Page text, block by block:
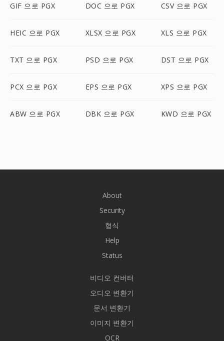
GIF 으로 PGX DOC 으로 PGX CSV 으로 PGX
HEIC 으로 PGX XLSX 으로 PGX XLS 으로 PGX
TXT 으로 PGX PSD 으로 PGX DST 으로 PGX
PCX 으로 PGX EPS 으로 PGX XPS 으로 PGX
ABW 으로 PGX DBK 으로 PGX KWD 으로 PGX
About
Security
형식
Help
Status
비디오 컨버터
오디오 변환기
문서 변환기
이미지 변환기
OCR